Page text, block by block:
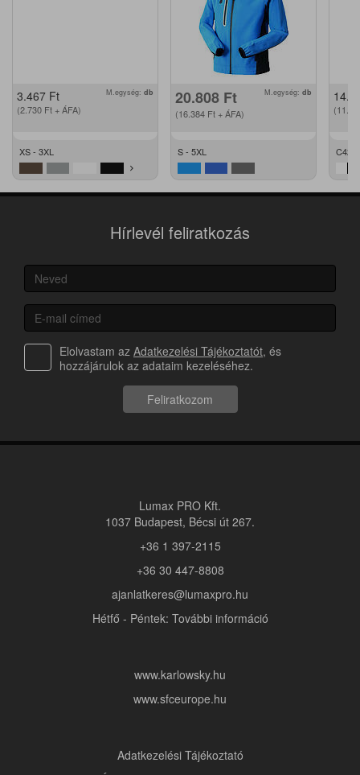
3.467 Ft
(2.730 Ft + ÁFA)
M.egység: db
XS - 3XL
20.808 Ft
(16.384 Ft + ÁFA)
M.egység: db
S - 5XL C42 -
Hírlevél feliratkozás
Elolvastam az Adatkezelési Tájékoztatót, és
hozzájárulok az adataim kezeléséhez.
Feliratkozom
Lumax PRO Kft.
1037 Budapest, Bécsi út 267.
+36 1 397-2115
+36 30 447-8808
ajanlatkeres@lumaxpro.hu
Hétfő - Péntek: További információ
www.karlowsky.hu
www.sfceurope.hu
Adatkezelési Tájékoztató